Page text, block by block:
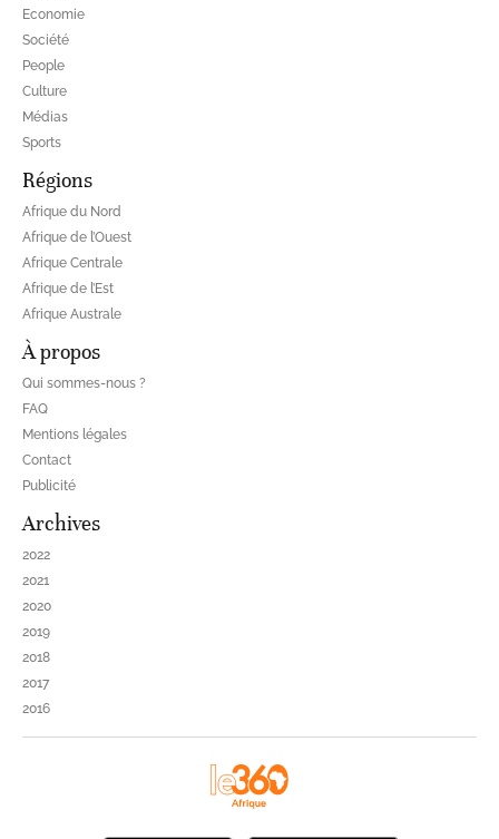
Economie
Société
People
Culture
Médias
Sports
Régions
Afrique du Nord
Afrique de l’Ouest
Afrique Centrale
Afrique de l’Est
Afrique Australe
À propos
Qui sommes-nous ?
FAQ
Mentions légales
Contact
Publicité
Archives
2022
2021
2020
2019
2018
2017
2016